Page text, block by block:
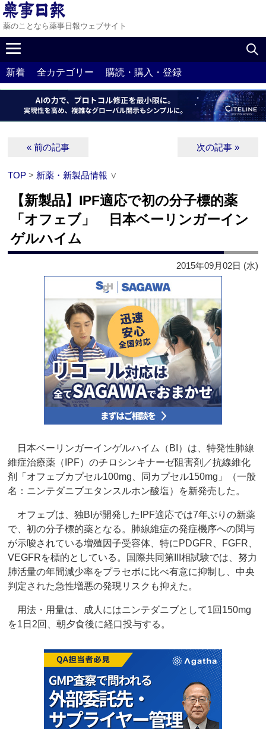
薬のことなら薬事日報ウェブサイト
新着 全カテゴリー 購読・購入・登録
« 前の記事 次の記事 »
TOP > 新薬・新製品情報 ∨
【新製品】IPF適応で初の分子標的薬
「オフェブ」 日本ベーリンガーイン
ゲルハイム
2015年09月02日 (水)
日本ベーリンガーインゲルハイム（BI）は、特発性肺線
維症治療薬（IPF）のチロシンキナーゼ阻害剤／抗線維化
剤「オフェブカプセル100mg、同カプセル150mg」（一般
名：ニンテダニブエタンスルホン酸塩）を新発売した。
オフェブは、独BIが開発したIPF適応では7年ぶりの新薬
で、初の分子標的薬となる。肺線維症の発症機序への関与
が示唆されている増殖因子受容体、特にPDGFR、FGFR、
VEGFRを標的としている。国際共同第III相試験では、努力
肺活量の年間減少率をプラセボに比べ有意に抑制し、中央
判定された急性増悪の発現リスクも抑えた。
用法・用量は、成人にはニンテダニブとして1回150mg
を1日2回、朝夕食後に経口投与する。